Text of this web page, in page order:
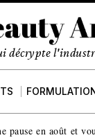
décrypte
pause en août et